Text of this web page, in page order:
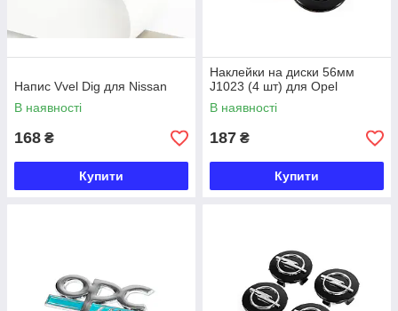
Напис Vvel Dig для Nissan
В наявності
168 ₴
Купити
Наклейки на диски 56мм
J1023 (4 шт) для Opel
В наявності
187 ₴
Купити